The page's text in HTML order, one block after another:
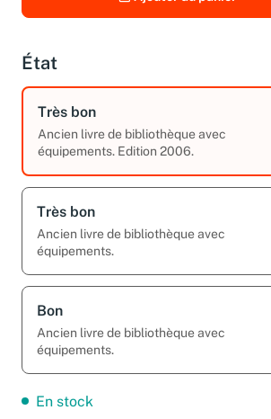
Ajouter au panier
État
Très bon
Ancien livre de bibliothèque avec
Très bon
Ancien livre de bibliothèque avec
Ancien livre de bibliothèque avec